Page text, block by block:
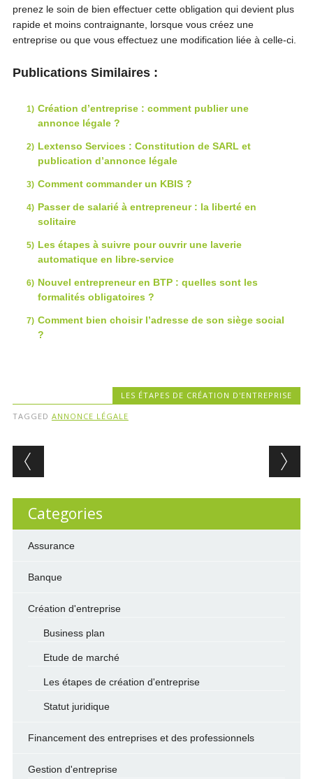
prenez le soin de bien effectuer cette obligation qui devient plus
rapide et moins contraignante, lorsque vous créez une
entreprise ou que vous effectuez une modification liée à celle-ci.
Publications Similaires :
Création d’entreprise : comment publier une
annonce légale ?
Lextenso Services : Constitution de SARL et
publication d’annonce légale
Comment commander un KBIS ?
Passer de salarié à entrepreneur : la liberté en
solitaire
Les étapes à suivre pour ouvrir une laverie
automatique en libre-service
Nouvel entrepreneur en BTP : quelles sont les
formalités obligatoires ?
Comment bien choisir l’adresse de son siège social
?
LES ÉTAPES DE CRÉATION D'ENTREPRISE
TAGGED ANNONCE LÉGALE
Post navigation
Categories
Assurance
Banque
Création d'entreprise
Business plan
Etude de marché
Les étapes de création d'entreprise
Statut juridique
Financement des entreprises et des professionnels
Gestion d'entreprise